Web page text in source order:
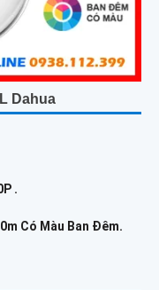
Dahua
.
Có Màu Ban Ðêm.